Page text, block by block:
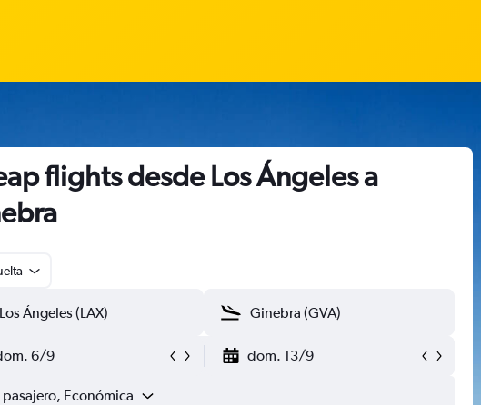
flights desde Los Ángeles a
6/9 dom. 13/9
pasajero, Económica